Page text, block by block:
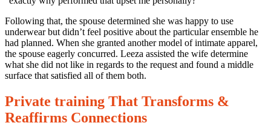
Following that, the spouse determined she was happy to use
underwear but didn’t feel positive about the particular ensemble he
had planned. When she granted another model of intimate apparel,
the spouse eagerly concurred. Leeza assisted the wife determine
what she did not like in regards to the request and found a middle
surface that satisfied all of them both.
Private training That Transforms &
Reaffirms Connections